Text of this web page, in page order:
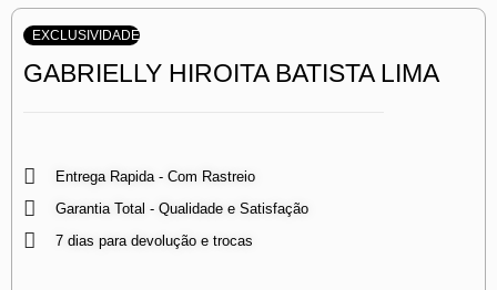
EXCLUSIVIDADE
GABRIELLY HIROITA BATISTA LIMA
Entrega Rapida - Com Rastreio
Garantia Total - Qualidade e Satisfação
7 dias para devolução e trocas